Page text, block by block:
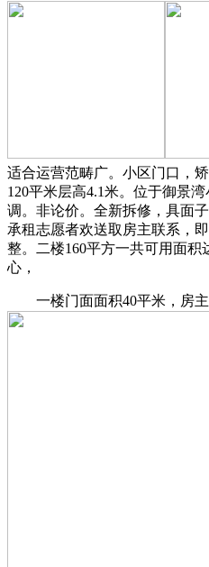
适合运营范畴广。小区门口，
120平米层高4.1米。位于御景
调。非论价。全新拆修，具面
承租志愿者欢送取房主联系，
整。二楼160平方一共可用面积
心，
一楼门面面积40平米，房主